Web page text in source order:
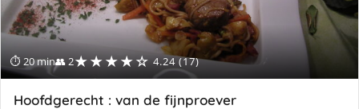
⏱ 20 min👥 2★★★★☆ 4.24 (17)
Hoofdgerecht : van de fijnproever